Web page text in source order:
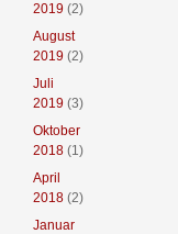
2019 (2)
August
2019 (2)
Juli
2019 (3)
Oktober
2018(1)
April
2018(2)
Januar